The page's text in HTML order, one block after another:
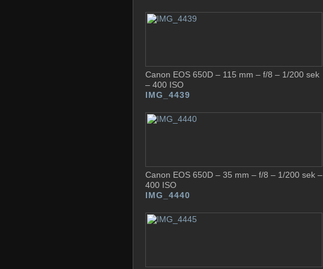
Canon EOS 650D – 115 mm – f/8 – 1/200 sek
– 400 ISO
IMG_4439
Canon EOS 650D – 35 mm – f/8 – 1/200 sek –
400 ISO
IMG_4440